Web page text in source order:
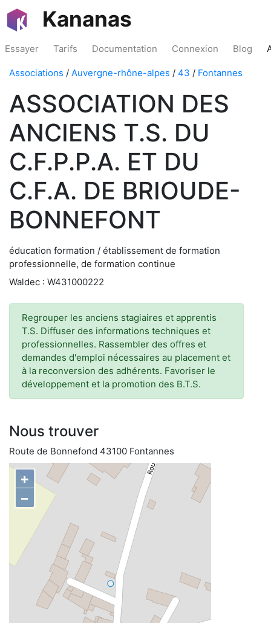
Kananas
Essayer Tarifs Documentation Connexion Blog
Associations / Auvergne-rhône-alpes / 43 / Fontannes
ASSOCIATION DES
ANCIENS T.S. DU
C.F.P.P.A. ET DU
C.F.A. DE BRIOUDE-
BONNEFONT
éducation formation / établissement de formation
professionnelle, de formation continue
Waldec : W431000222
Regrouper les anciens stagiaires et apprentis
T.S. Diffuser des informations techniques et
professionnelles. Rassembler des offres et
demandes d'emploi nécessaires au placement et
à la reconversion des adhérents. Favoriser le
développement et la promotion des B.T.S.
Nous trouver
Route de Bonnefond 43100 Fontannes
+
−